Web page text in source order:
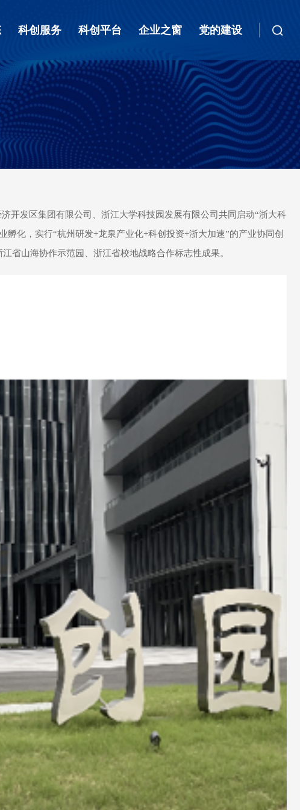
科创服务 科创平台 企业之窗 党的建设
开发区集团有限公司、浙江大学科技园发展有限公司共同启动“浙大科
孵化，实行“杭州研发+龙泉产业化+科创投资+浙大加速”的产业协同创
省山海协作示范园、浙江省校地战略合作标志性成果。